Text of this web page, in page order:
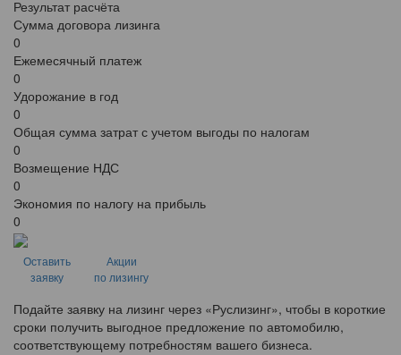
Результат расчёта
Сумма договора лизинга
0
Ежемесячный платеж
0
Удорожание в год
0
Общая сумма затрат с учетом выгоды по налогам
0
Возмещение НДС
0
Экономия по налогу на прибыль
0
Оставить
заявку
Акции
по лизингу
Подайте заявку на лизинг через «Руслизинг», чтобы в короткие
сроки получить выгодное предложение по автомобилю,
соответствующему потребностям вашего бизнеса.